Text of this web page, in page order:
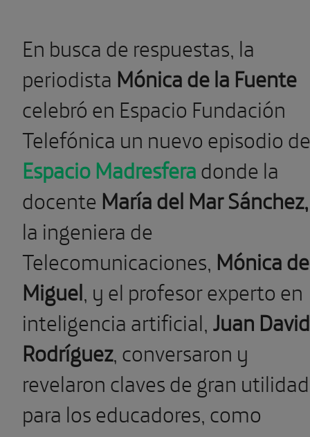
En busca de respuestas, la
periodista Mónica de la Fuente
celebró en Espacio Fundación
Telefónica un nuevo episodio de
Espacio Madresferadonde la
docente María del Mar Sánchez,
la ingeniera de
Telecomunicaciones, Mónica de
Miguel, y el profesor experto en
inteligencia artificial,Juan David
Rodríguez, conversaron y
revelaron claves de gran utilidad
para los educadores, como